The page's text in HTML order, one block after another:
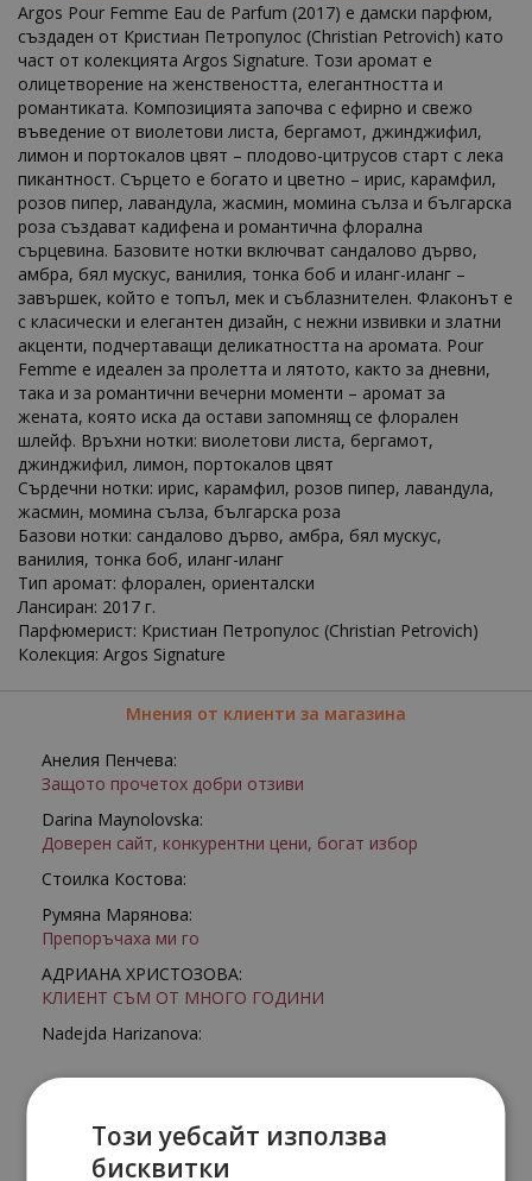
Argos Pour Femme Eau de Parfum (2017) е дамски парфюм,
създаден от Кристиан Петропулос (Christian Petrovich) като
част от колекцията Argos Signature. Този аромат е
олицетворение на женствеността, елегантността и
романтиката. Композицията започва с ефирно и свежо
въведение от виолетови листа, бергамот, джинджифил,
лимон и портокалов цвят – плодово-цитрусов старт с лека
пикантност. Сърцето е богато и цветно – ирис, карамфил,
розов пипер, лавандула, жасмин, момина сълза и българска
роза създават кадифена и романтична флорална
сърцевина. Базовите нотки включват сандалово дърво,
амбра, бял мускус, ванилия, тонка боб и иланг-иланг –
завършек, който е топъл, мек и съблазнителен. Флаконът е
с класически и елегантен дизайн, с нежни извивки и златни
акценти, подчертаващи деликатността на аромата. Pour
Femme е идеален за пролетта и лятото, както за дневни,
така и за романтични вечерни моменти – аромат за
жената, която иска да остави запомнящ се флорален
шлейф. Връхни нотки: виолетови листа, бергамот,
джинджифил, лимон, портокалов цвят
Сърдечни нотки: ирис, карамфил, розов пипер, лавандула,
жасмин, момина сълза, българска роза
Базови нотки: сандалово дърво, амбра, бял мускус,
ванилия, тонка боб, иланг-иланг
Тип аромат: флорален, ориенталски
Лансиран: 2017 г.
Парфюмерист: Кристиан Петропулос (Christian Petrovich)
Колекция: Argos Signature
Мнения от клиенти за магазина
Анелия Пенчева:
Защото прочетох добри отзиви
Darina Maynolovska:
Доверен сайт, конкурентни цени, богат избор
Стоилка Костова:
Румяна Марянова:
Препоръчаха ми го
АДРИАНА ХРИСТОЗОВА:
КЛИЕНТ СЪМ ОТ МНОГО ГОДИНИ
Nadejda Harizanova:
Този уебсайт използва
бисквитки